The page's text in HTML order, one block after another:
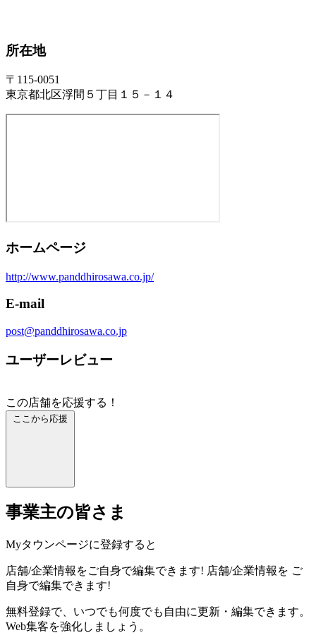
所在地
〒115-0051
東京都北区浮間５丁目１５－１４
ホームページ
http://www.panddhirosawa.co.jp/
E-mail
post@panddhirosawa.co.jp
ユーザーレビュー
この店舗を応援する！
ここから応援
事業主の皆さま
Myタウンページに登録すると
店舗/企業情報をご自身で編集できます! 店舗/企業情報を ご
自身で編集できます!
無料登録で、いつでも何度でも自由に更新・編集できます。
Web集客を強化しましょう。